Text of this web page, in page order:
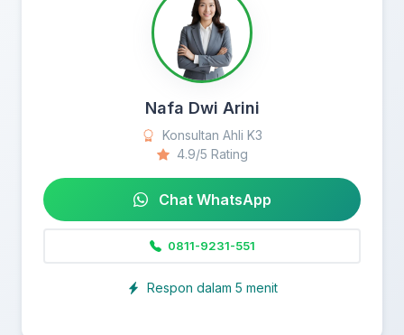
Nafa Dwi Arini
Konsultan Ahli K3
4.9/5 Rating
Chat WhatsApp
0811-9231-551
Respon dalam 5 menit